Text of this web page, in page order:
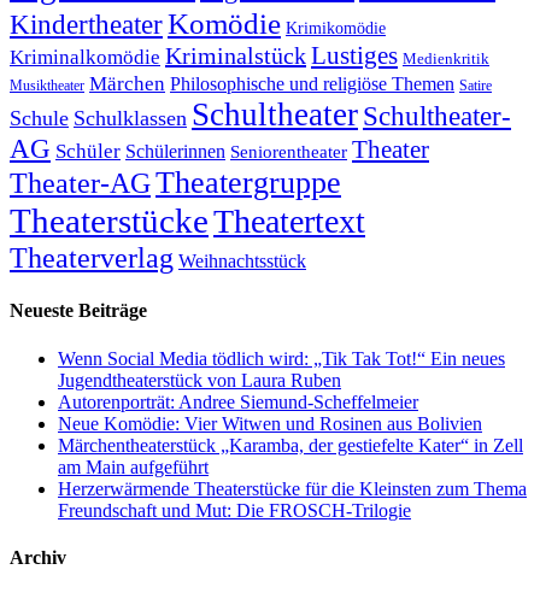
KindertheaterKomödie Krimikomödie
Kriminalkomödie KriminalstückLustiges Medienkritik
Musiktheater Märchen Philosophische und religiöse Themen Satire
Schule Schulklassen Schultheater Schultheater-
AG Schüler Schülerinnen Seniorentheater Theater
Theater-AGTheatergruppe
TheaterstückeTheatertext
Theaterverlag Weihnachtsstück
Neueste Beiträge
Wenn Social Media tödlich wird: „Tik Tak Tot!“ Ein neues
Jugendtheaterstück von Laura Ruben
Autorenporträt: Andree Siemund-Scheffelmeier
Neue Komödie: Vier Witwen und Rosinen aus Bolivien
Märchentheaterstück „Karamba, der gestiefelte Kater“ in Zell
am Main aufgeführt
Herzerwärmende Theaterstücke für die Kleinsten zum Thema
Freundschaft und Mut: Die FROSCH-Trilogie
Archiv